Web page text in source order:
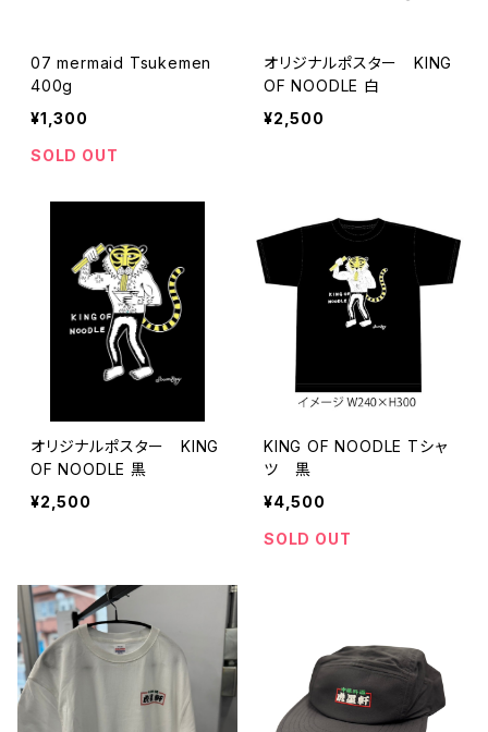
07 mermaid Tsukemen
400g
¥1,300
SOLD OUT
オリジナルポスター KING
OF NOODLE 白
¥2,500
オリジナルポスター KING
OF NOODLE 黒
¥2,500
KING OF NOODLE Tシャ
ツ 黒
¥4,500
SOLD OUT